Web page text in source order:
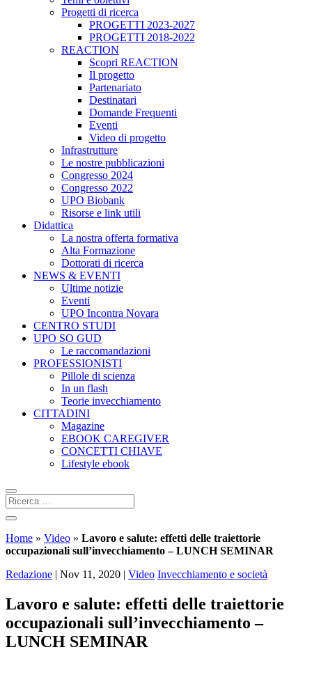
Progetti di ricerca
PROGETTI 2023-2027
PROGETTI 2018-2022
REACTION
Scopri REACTION
Il progetto
Partenariato
Destinatari
Domande Frequenti
Eventi
Video di progetto
Infrastrutture
Le nostre pubblicazioni
Congresso 2024
Congresso 2022
UPO Biobank
Risorse e link utili
Didattica
La nostra offerta formativa
Alta Formazione
Dottorati di ricerca
NEWS & EVENTI
Ultime notizie
Eventi
UPO Incontra Novara
CENTRO STUDI
UPO SO GUD
Le raccomandazioni
PROFESSIONISTI
Pillole di scienza
In un flash
Teorie invecchiamento
CITTADINI
Magazine
EBOOK CAREGIVER
CONCETTI CHIAVE
Lifestyle ebook
Home » Video » Lavoro e salute: effetti delle traiettorie
occupazionali sull’invecchiamento – LUNCH SEMINAR
Redazione | Nov 11, 2020 | Video Invecchiamento e società
Lavoro e salute: effetti delle traiettorie
occupazionali sull’invecchiamento –
LUNCH SEMINAR